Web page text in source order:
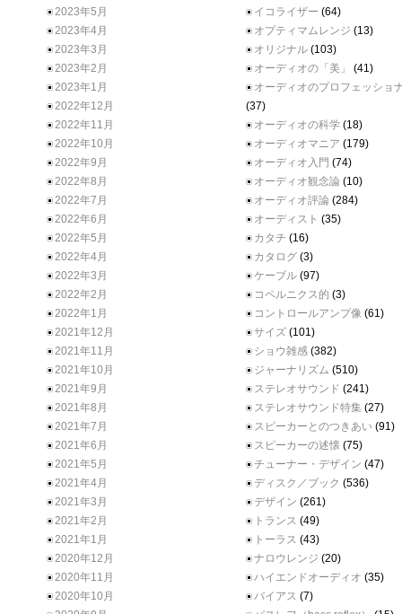
2023年5月
2023年4月
2023年3月
2023年2月
2023年1月
2022年12月
2022年11月
2022年10月
2022年9月
2022年8月
2022年7月
2022年6月
2022年5月
2022年4月
2022年3月
2022年2月
2022年1月
2021年12月
2021年11月
2021年10月
2021年9月
2021年8月
2021年7月
2021年6月
2021年5月
2021年4月
2021年3月
2021年2月
2021年1月
2020年12月
2020年11月
2020年10月
イコライザー (64)
オプティマムレンジ (13)
オリジナル (103)
オーディオの「美」
(41)
オーディオのプロフェッショ
(37)
オーディオの科学 (18)
オーディオマニア (179)
オーディオ入門 (74)
オーディオ観念論 (10)
オーディオ評論 (284)
オーディスト (35)
カタチ (16)
カタログ (3)
ケーブル (97)
コペルニクス的 (3)
コントロールアンプ像 (61)
サイズ (101)
ショウ雑感 (382)
ジャーナリズム (510)
ステレオサウンド (241)
ステレオサウンド特集 (27)
スピーカーとのつきあい (91)
スピーカーの述懐 (75)
チューナー・デザイン (47)
ディスク／ブック (536)
デザイン (261)
トランス (49)
トーラス (43)
ナロウレンジ (20)
ハイエンドオーディオ (35)
バイアス (7)